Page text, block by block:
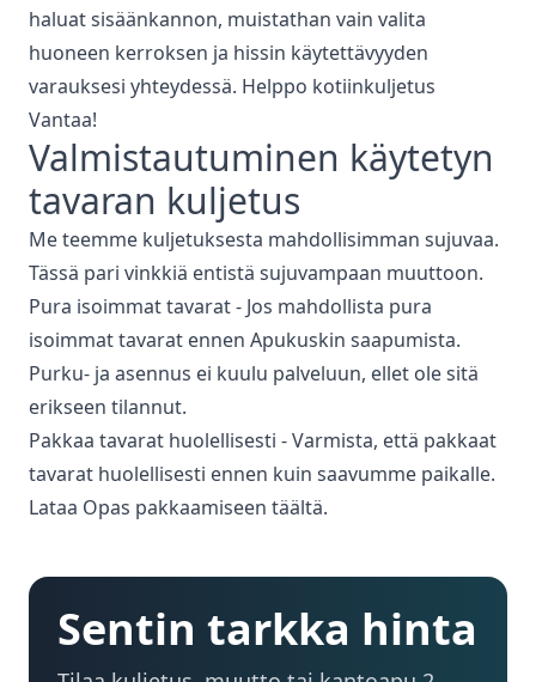
haluat sisäänkannon, muistathan vain valita
huoneen kerroksen ja hissin käytettävyyden
varauksesi yhteydessä. Helppo kotiinkuljetus
Vantaa!
Valmistautuminen käytetyn
tavaran kuljetus
Me teemme kuljetuksesta mahdollisimman sujuvaa.
Tässä pari vinkkiä entistä sujuvampaan muuttoon.
Pura isoimmat tavarat - Jos mahdollista pura
isoimmat tavarat ennen Apukuskin saapumista.
Purku- ja asennus ei kuulu palveluun, ellet ole sitä
erikseen tilannut.
Pakkaa tavarat huolellisesti - Varmista, että pakkaat
tavarat huolellisesti ennen kuin saavumme paikalle.
Lataa Opas pakkaamiseen täältä.
Sentin tarkka hinta